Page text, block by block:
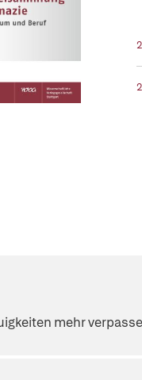
mehr